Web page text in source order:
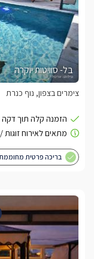
בל- סוויטות יוקרה
צימרים בצפון, נוף כנרת
בריכה פרטית מחוממת